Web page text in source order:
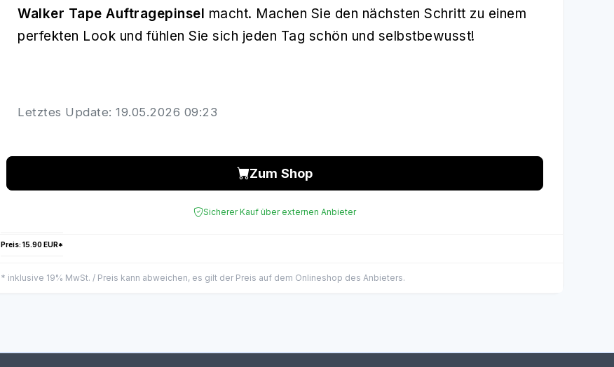
Walker Tape Auftragepinsel macht. Machen Sie den nächsten Schritt zu einem
perfekten Look und fühlen Sie sich jeden Tag schön und selbstbewusst!
Letztes Update: 19.05.2026 09:23
Zum Shop
Sicherer Kauf über externen Anbieter
Preis: 15.90 EUR*
* inklusive 19% MwSt. / Preis kann abweichen, es gilt der Preis auf dem Onlineshop des Anbieters.